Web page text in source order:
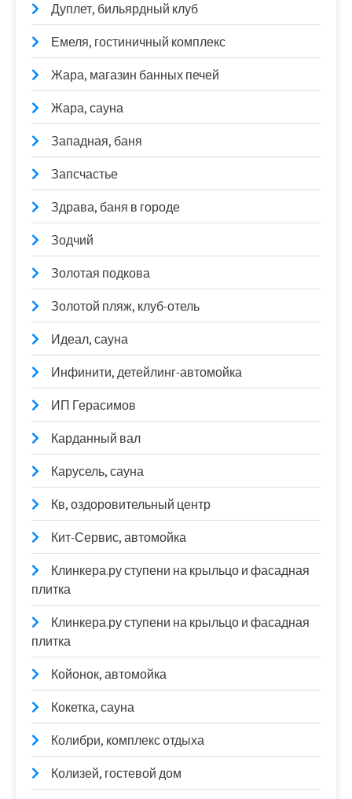
Дуплет, бильярдный клуб
Емеля, гостиничный комплекс
Жара, магазин банных печей
Жара, сауна
Западная, баня
Запсчастье
Здрава, баня в городе
Зодчий
Золотая подкова
Золотой пляж, клуб-отель
Идеал, сауна
Инфинити, детейлинг-автомойка
ИП Герасимов
Карданный вал
Карусель, сауна
Кв, оздоровительный центр
Кит-Сервис, автомойка
Клинкера.ру ступени на крыльцо и фасадная
плитка
Клинкера.ру ступени на крыльцо и фасадная
плитка
Койонок, автомойка
Кокетка, сауна
Колибри, комплекс отдыха
Колизей, гостевой дом